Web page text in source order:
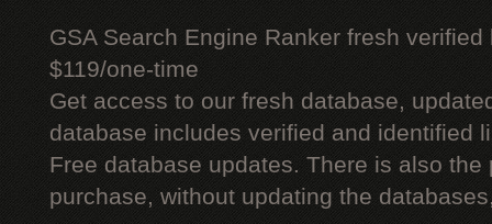
GSA Search Engine Ranker fresh verified
$119/one-time
Get access to our fresh database,
database includes verified and identified
Free database updates. There is also
purchase, without updating the